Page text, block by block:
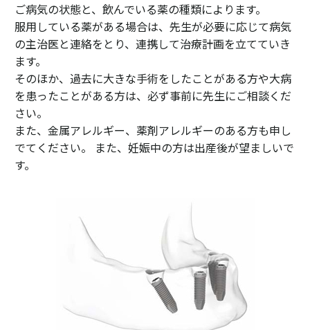
ご病気の状態と、飲んでいる薬の種類によります。
服用している薬がある場合は、先生が必要に応じて病気
の主治医と連絡をとり、連携して治療計画を立てていき
ます。
そのほか、過去に大きな手術をしたことがある方や大病
を患ったことがある方は、必ず事前に先生にご相談くだ
さい。
また、金属アレルギー、薬剤アレルギーのある方も申し
でてください。 また、妊娠中の方は出産後が望ましいで
す。